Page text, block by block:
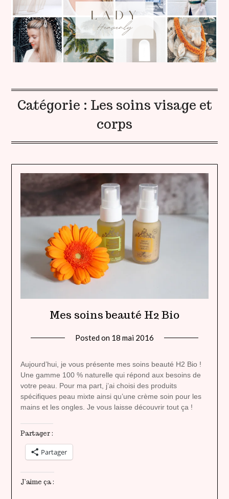
Catégorie : Les soins visage et
corps
Mes soins beauté H2 Bio
Posted on 18 mai 2016
heavenly
Aujourd’hui, je vous présente mes soins beauté H2 Bio !
Une gamme 100 % naturelle qui répond aux besoins de
votre peau. Pour ma part, j’ai choisi des produits
spécifiques peau mixte ainsi qu’une crème soin pour les
mains et les ongles. Je vous laisse découvrir tout ça !
Partager :
Partager
J’aime ça :